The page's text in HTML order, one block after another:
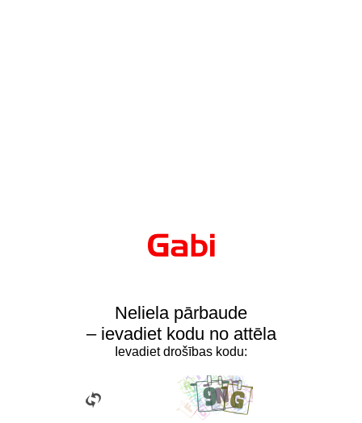
Neliela pārbaude
– ievadiet kodu no attēla
Ievadiet drošības kodu: